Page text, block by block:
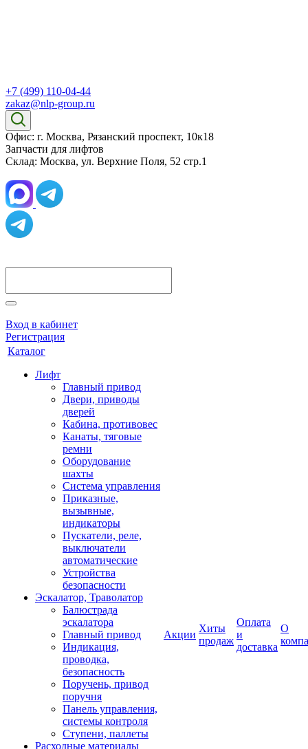
+7 (499) 110-04-44
zakaz@nlp-group.ru
Офис: г. Москва, Рязанский проспект, 10к18
Запчасти для лифтов
Склад: Москва, ул. Верхние Поля, 52 стр.1
Вход в кабинет
Регистрация
Каталог
Лифт
Главный привод
Двери, приводы
дверей
Кабина, противовес
Канаты, тяговые
ремни
Оборудование
шахты
Система управления
Приказные,
вызывные,
индикаторы
Пускатели, реле,
выключатели
автоматические
Устройства
безопасности
Эскалатор, Траволатор
Балюстрада
эскалатора
Главный привод
Индикация,
проводка,
безопасность
Поручень, привод
поручня
Панель управления,
системы контроля
Ступени, паллеты
Расходные материалы
Акции
Хиты
продаж
Оплата
и
доставка
О